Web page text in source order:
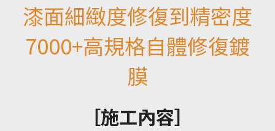
漆面細緻度修復到精密度
7000+高規格自體修復鍍
膜
［施工內容］